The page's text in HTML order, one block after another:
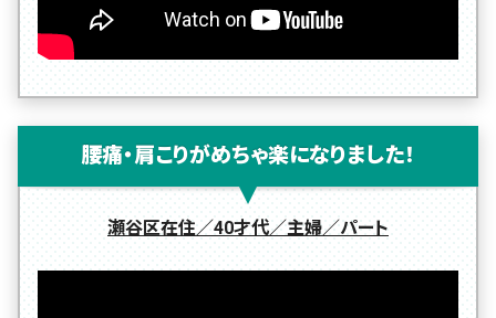
腰痛・肩こりがめちゃ楽になりました！
瀬谷区在住／40才代／主婦／パート